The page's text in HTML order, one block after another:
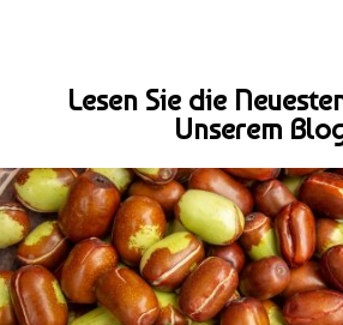
Lesen Sie die
Unserem